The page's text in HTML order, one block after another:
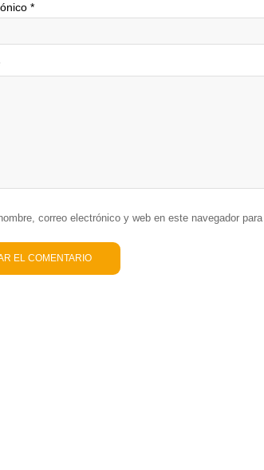
*
correo electrónico y web en este navegador